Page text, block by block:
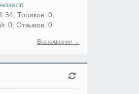
Топиков: 0;
0; Отзывов: 0
Все компании →